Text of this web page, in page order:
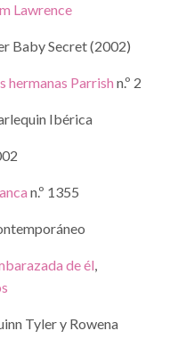
Lawrence
Baby Secret (2002)
hermanas Parrish n.º 2
Ibérica
n.º 1355
de él,
Tyler y Rowena